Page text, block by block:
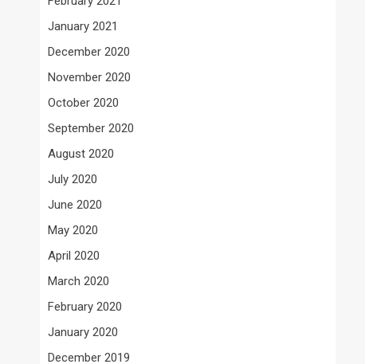
January 2021
December 2020
November 2020
October 2020
September 2020
August 2020
July 2020
June 2020
May 2020
April 2020
March 2020
February 2020
January 2020
December 2019